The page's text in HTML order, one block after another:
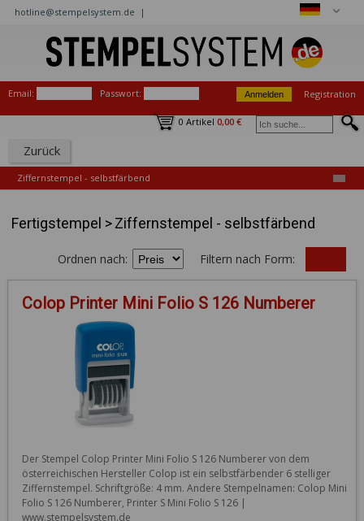
hotline@stempelsystem.de |
Email: Passwort: Registration
0 Artikel 0,00 €
Zurück
Ziffernstempel - selbstfärbend
Fertigstempel >Ziffernstempel - selbstfärbend
Filtern nach Form:
Ordnen nach:
Colop Printer Mini Folio S 126 Numberer
Der Stempel Colop Printer Mini Folio S 126 Numberer von dem
österreichischen Hersteller Colop ist ein selbstfärbender 6 stelliger
Ziffernstempel. Schriftgröße: 4 mm. Andere Stempelnamen: Colop Mini
Folio S 126 Numberer, Printer S Mini Folio S 126 |
www.stempelsystem.de